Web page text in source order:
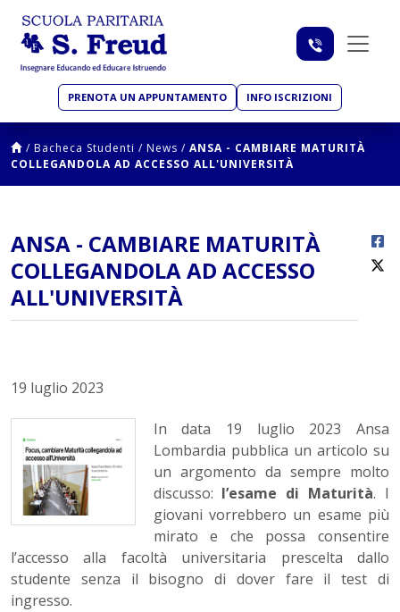
PRENOTA UN APPUNTAMENTO INFO ISCRIZIONI
/ Bacheca Studenti / News / ANSA - CAMBIARE MATURITÀ
COLLEGANDOLA AD ACCESSO ALL'UNIVERSITÀ
ANSA - CAMBIARE MATURITÀ
COLLEGANDOLA AD ACCESSO
ALL'UNIVERSITÀ
19 luglio 2023
In data 19 luglio 2023 Ansa
Lombardia pubblica un articolo su
un argomento da sempre molto
discusso: l’esame di Maturità. I
giovani vorrebbero un esame più
mirato e che possa consentire
l’accesso alla facoltà universitaria prescelta dallo
studente senza il bisogno di dover fare il test di
ingresso.